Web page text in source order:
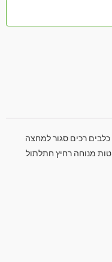
רכים סגור למחצה
מנוחה רחיץ חתלתול